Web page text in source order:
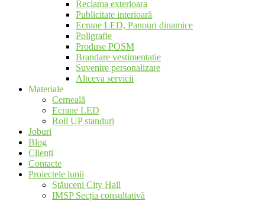
Reclama exterioara
Publicitate interioară
Ecrane LED, Panouri dinamice
Poligrafie
Produse POSM
Brandare vestimentatie
Suvenire personalizare
Altceva servicii
Materiale
Cerneală
Ecrane LED
Roll UP standuri
Joburi
Blog
Clienți
Contacte
Proiectele lunii
Stăuceni City Hall
IMSP Secția consultativă